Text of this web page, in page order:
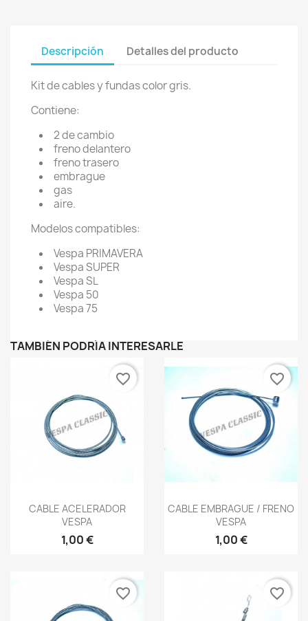
Descripción Detalles del producto
Kit de cables y fundas color gris.
Contiene:
2 de cambio
freno delantero
freno trasero
embrague
gas
aire.
Modelos compatibles:
Vespa PRIMAVERA
Vespa SUPER
Vespa SL
Vespa 50
Vespa 75
TAMBIÉN PODRÍA INTERESARLE
 Vista rápida
CABLE ACELERADOR
VESPA
1,00 €
favorite_border
Vista rápida
CABLE EMBRAGUE / FRENO
VESPA
1,00 €
favorite_border
favorite_border favorite_border